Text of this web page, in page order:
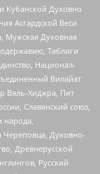
Кубанской Духовно
Асгардской Веси
Мужская Духовная
Таблиги
Национал-
Вилайат
Валь-Хиджра, Пит
Славянский союз,
Череповца, Духовно-
Древнерусской
Русский